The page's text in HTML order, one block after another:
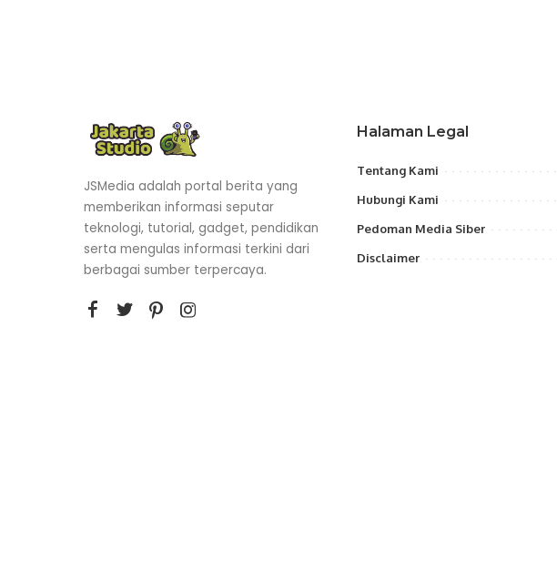
JSMedia adalah portal berita yang
memberikan informasi seputar
teknologi, tutorial, gadget, pendidikan
serta mengulas informasi terkini dari
berbagai sumber terpercaya.
Halaman Legal
Tentang Kami
Hubungi Kami
Pedoman Media Siber
Disclaimer